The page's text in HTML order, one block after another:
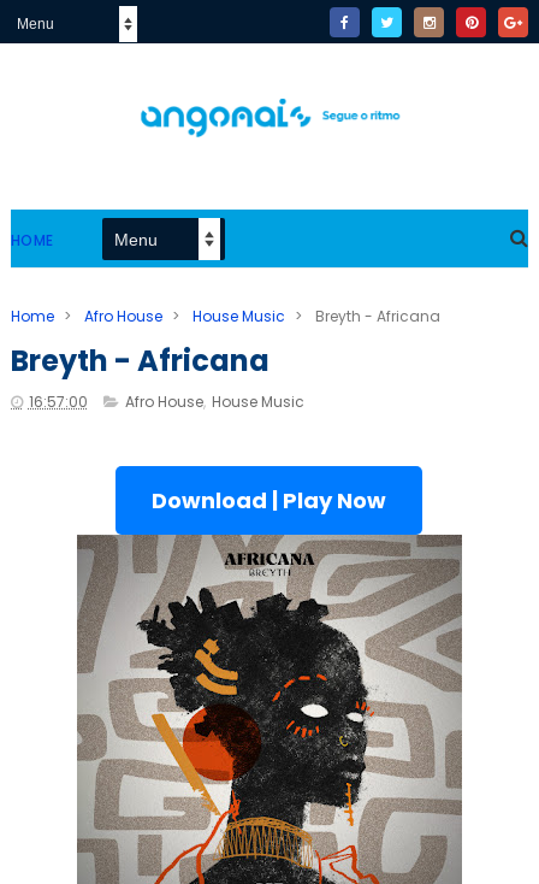
HOME
Home > Afro House > House Music > Breyth - Africana
Breyth - Africana
16:57:00 Afro House, House Music
Download | Play Now